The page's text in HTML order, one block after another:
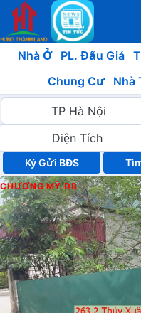
Nhà Ở PL. Đấu Giá
Chung Cư
Nhà
Ký Gửi BĐS
CHƯƠNG MỸ ĐB